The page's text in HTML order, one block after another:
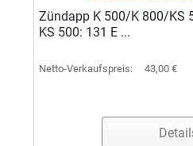
Zündapp K 500/K 800/KS
KS 500: 131 E ...
Netto-Verkaufspreis: 43,00 €